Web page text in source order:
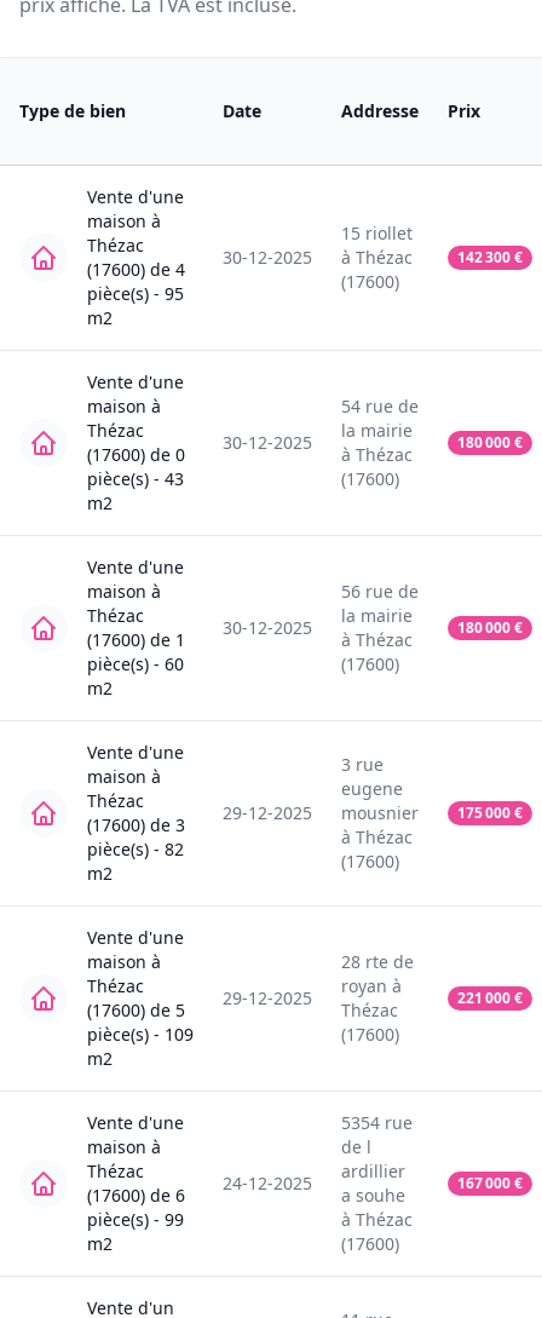
Type de bien Date Addresse Prix
Vente d'une
maison à
Thézac
(17600) de 4
pièce(s) - 95
m2
30-12-2025
15 riollet
à Thézac
(17600)
142 300€
Vente d'une
maison à
Thézac
(17600) de 0
pièce(s) - 43
m2
30-12-2025
54 rue de
la mairie
à Thézac
(17600)
180 000€
Vente d'une
maison à
Thézac
(17600) de 1
pièce(s) - 60
m2
30-12-2025
56 rue de
la mairie
à Thézac
(17600)
180 000€
Vente d'une
maison à
Thézac
(17600) de 3
pièce(s) - 82
m2
29-12-2025
3 rue
eugene
mousnier
à Thézac
(17600)
175 000€
Vente d'une
maison à
Thézac
(17600) de 5
pièce(s) - 109
m2
29-12-2025
28 rte de
royan à
Thézac
(17600)
221 000€
Vente d'une
maison à
Thézac
(17600) de 6
pièce(s) - 99
m2
24-12-2025
5354 rue
de l
ardillier
a souhe
à Thézac
(17600)
167 000€
Vente d'un